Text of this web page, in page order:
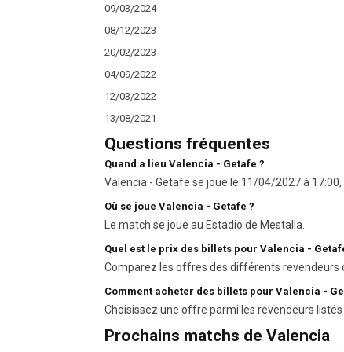
09/03/2024
08/12/2023
20/02/2023
04/09/2022
12/03/2022
13/08/2021
Questions fréquentes
Quand a lieu Valencia - Getafe ?
Valencia - Getafe se joue le 11/04/2027 à 17:00,
Où se joue Valencia - Getafe ?
Le match se joue au Estadio de Mestalla.
Quel est le prix des billets pour Valencia -
Comparez les offres des différents revendeurs
Comment acheter des billets pour Valencia -
Choisissez une offre parmi les revendeurs
Prochains matchs de Valencia